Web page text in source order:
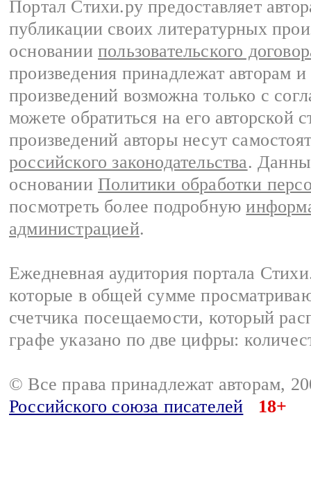
Портал Стихи.ру предоставляет
публикации своих литературных
основании пользовательского
произведения принадлежат авторам
произведений возможна только с
можете обратиться на его авторской
произведений авторы несут
российского законодательства.
основании Политики обработки
посмотреть более подробную
администрацией.
Ежедневная аудитория портала
которые в общей сумме
счетчика посещаемости, который
графе указано по две цифры:
© Все права принадлежат авторам,
Российского союза писателей
18+